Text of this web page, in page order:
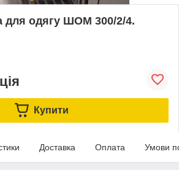
для одягу ШОМ 300/2/4.
Купити
Доставка Оплата Умови